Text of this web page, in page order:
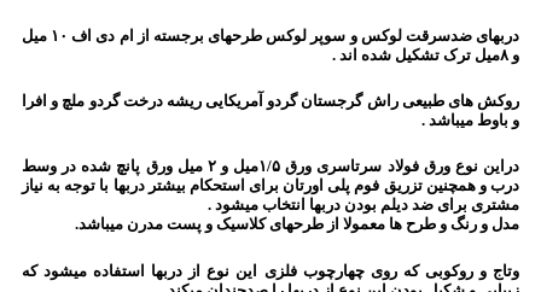
دربهای ضدسرقت لوکس و سوپر لوکس طرحهای برجسته از ام دی اف ۱۰ میل
و ۸میل ترک تشکیل شده اند .
روکش های طبیعی راش گرجستان گردو آمریکایی ریشه درخت گردو ملچ و افرا
و باوط میباشد .
دراین نوع ورق فولاد سرتاسری ورق ۱/۵میل و ۲ میل ورق پانچ شده در وسط
درب و همچنین تزریق فوم پلی اورتان برای استحکام بیشتر دربها با توجه به نیاز
مشتری برای ضد دیلم بودن دربها انتخاب میشود .
مدل و رنگ و طرح ها معمولا از طرحهای کلاسیک و پست مدرن میباشد.
وتاج و روکوبی که روی چهارچوب فلزی این نوع از دربها استفاده میشود که